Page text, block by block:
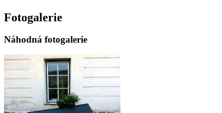
Fotogalerie
Náhodná fotogalerie